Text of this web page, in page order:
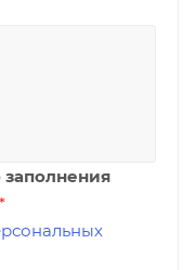
заполнения
*